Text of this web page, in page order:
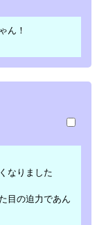
ん！
なりました
目の迫力であん